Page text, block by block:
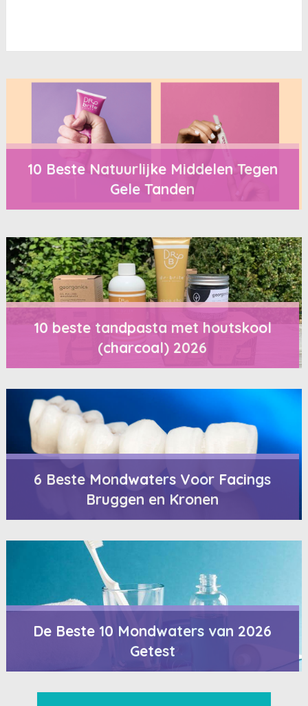
10 Beste Natuurlijke Middelen Tegen
Gele Tanden
10 beste tandpasta met houtskool
(charcoal) 2026
6 Beste Mondwaters Voor Facings
Bruggen en Kronen
De Beste 10 Mondwaters van 2026
Getest